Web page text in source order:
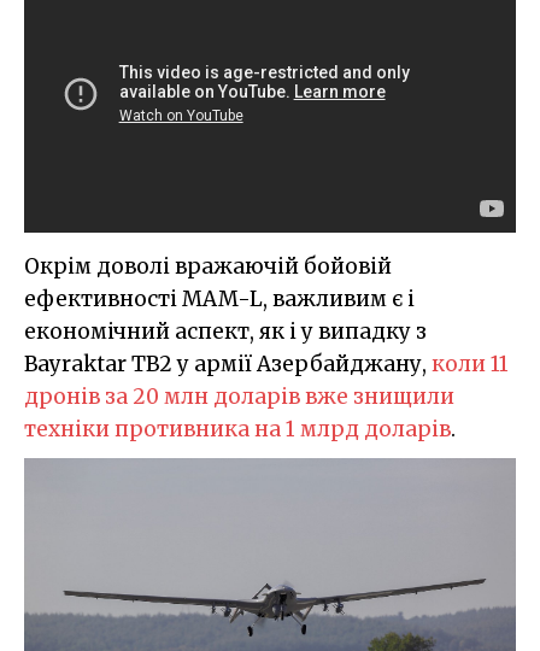
Окрім доволі вражаючій бойовій
ефективності MAM-L, важливим є і
економічний аспект, як і у випадку з
Bayraktar TB2 у армії Азербайджану, коли 11
дронів за 20 млн доларів вже знищили
техніки противника на 1 млрд доларів.